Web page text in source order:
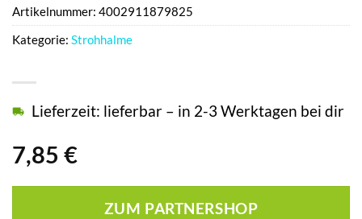
7,85 €
Lieferzeit: lieferbar – in 2-3 Werktagen bei dir
ZUM PARTNERSHOP
Artikelnummer: 4002911879825
Kategorie: Strohhalme